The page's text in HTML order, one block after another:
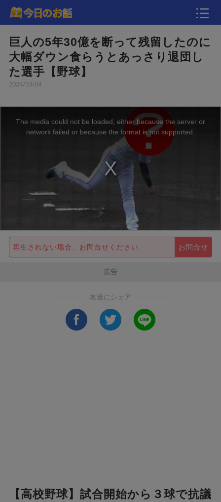
The media could not be loaded, either because the server or
network failed or because the format is not supported.
巨人の5年30億を断って残留したのに
大幅ダウン食らうとあっさり退団し
た選手【野球】
2024/03/04
再生されない場合、お問合せください お問合せ
広告
友達にシェア
【高校野球】試合開始から３球で抗議
動画